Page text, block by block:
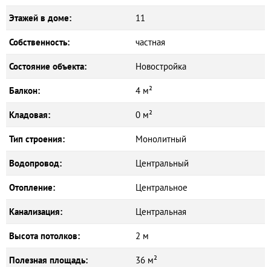
Этажей в доме: 11
Собственность: частная
Состояние объекта: Новостройка
Балкон: 4 м²
Кладовая: 0 м²
Тип строения: Монолитный
Водопровод: Центральный
Отопление: Центральное
Канализация: Центральная
Высота потолков: 2 м
Полезная площадь: 36 м²